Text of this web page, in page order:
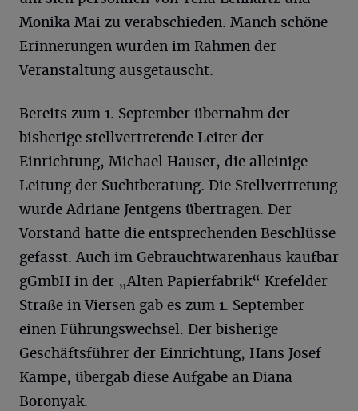
Monika Mai zu verabschieden. Manch schöne
Erinnerungen wurden im Rahmen der
Veranstaltung ausgetauscht.
Bereits zum 1. September übernahm der
bisherige stellvertretende Leiter der
Einrichtung, Michael Hauser, die alleinige
Leitung der Suchtberatung. Die Stellvertretung
wurde Adriane Jentgens übertragen. Der
Vorstand hatte die entsprechenden Beschlüsse
gefasst. Auch im Gebrauchtwarenhaus kaufbar
gGmbH in der „Alten Papierfabrik“ Krefelder
Straße in Viersen gab es zum 1. September
einen Führungswechsel. Der bisherige
Geschäftsführer der Einrichtung, Hans Josef
Kampe, übergab diese Aufgabe an Diana
Boronyak.